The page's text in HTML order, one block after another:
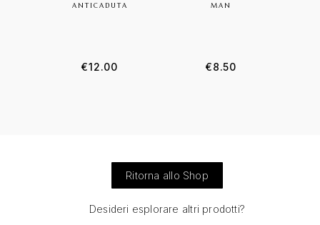
ANTICADUTA
€12.00
MAN
€8.50
Ritorna allo Shop
Desideri esplorare altri prodotti?